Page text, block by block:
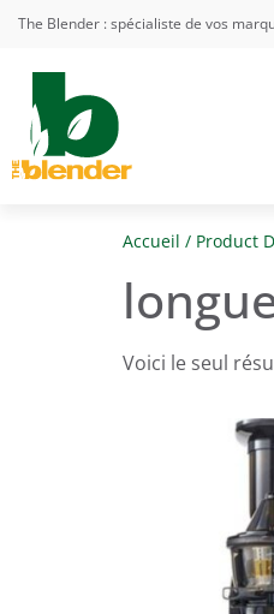
The Blender : spécialiste de vos
Accueil / Product
Voici le seul